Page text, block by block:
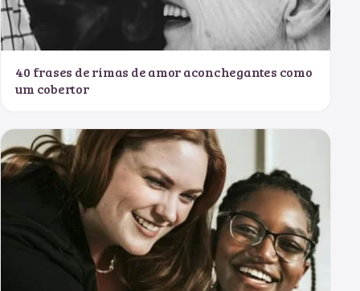
40 frases de rimas de amor aconchegantes como
um cobertor